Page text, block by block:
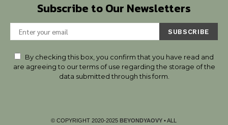
Subscribe to Our Newsletters
SUBSCRIBE
By checking this box, you confirm that you have read and
are agreeing to our terms of use regarding the storage of the
data submitted through this form.
© COPYRIGHT 2020-2025 BEYONDYAOVY • ALL